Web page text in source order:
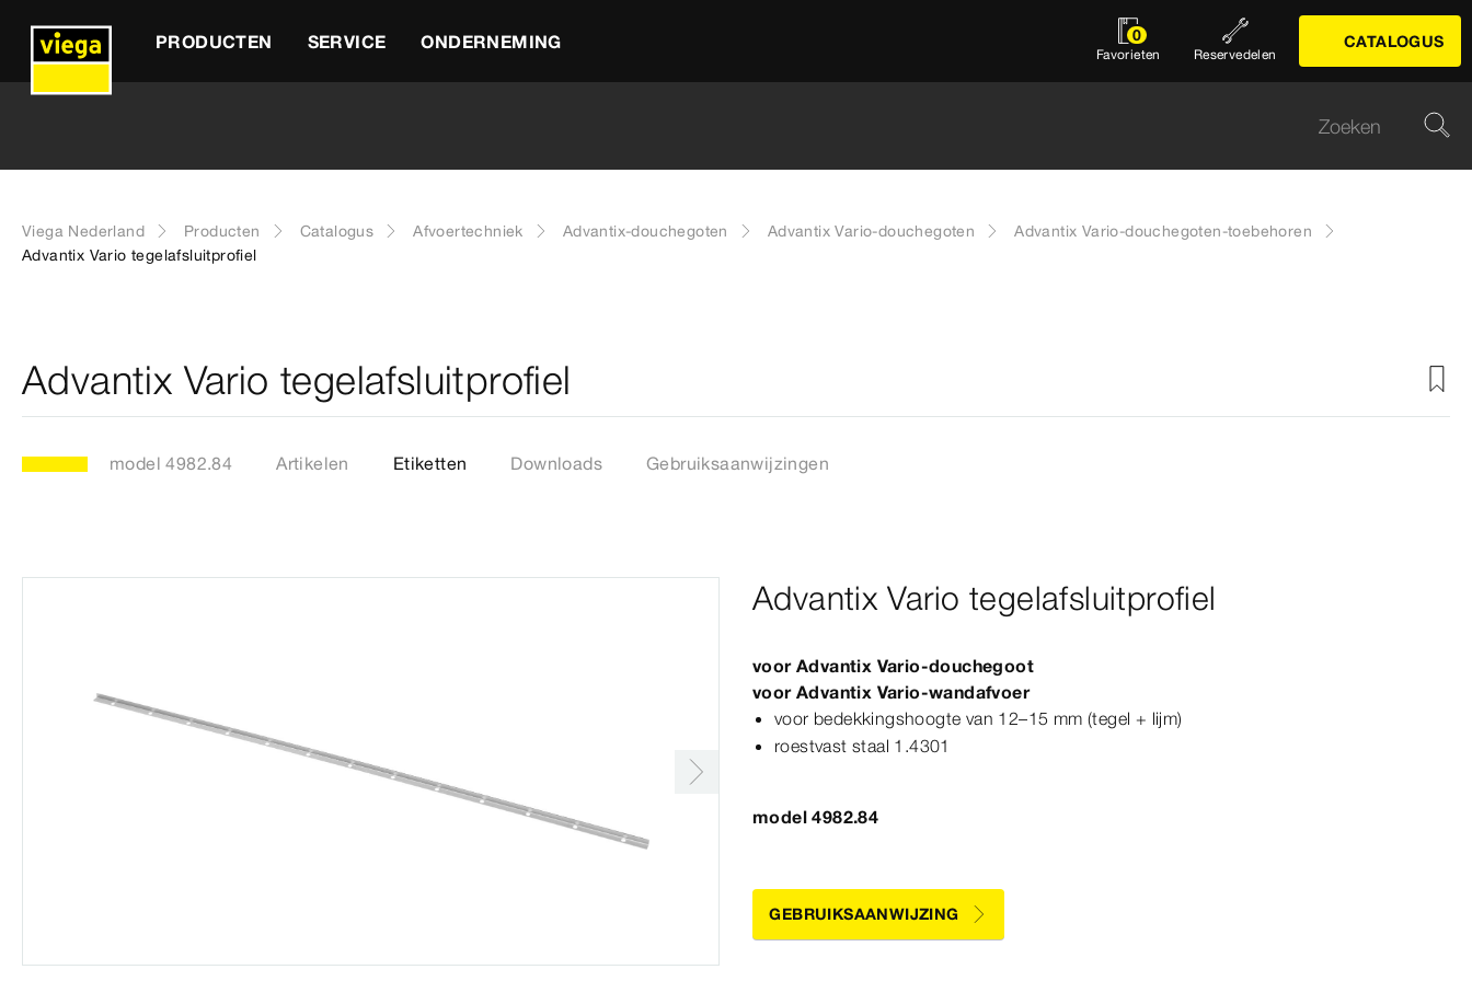
PRODUCTEN SERVICE ONDERNEMING 0
Favorieten Reservedelen
CATALOGUS
Viega Nederland Producten Catalogus Afvoertechniek Advantix-douchegoten Advantix Vario-douchegoten
Advantix Vario-douchegoten-toebehoren
Advantix Vario tegelafsluitprofiel
Advantix Vario tegelafsluitprofiel
model 4982.84 Artikelen Etiketten Downloads Gebruiksaanwijzingen
Advantix Vario tegelafsluitprofiel
voor Advantix Vario-douchegoot
voor Advantix Vario-wandafvoer
voor bedekkingshoogte van 12–15 mm (tegel + lijm)
roestvast staal 1.4301
model 4982.84
GEBRUIKSAANWIJZING